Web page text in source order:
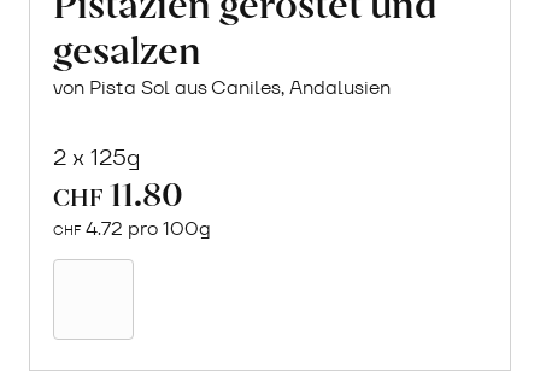
gesalzen
von Pista Sol aus Caniles, Andalusien
2 x 125g
CHF 11.80
CHF 4.72 pro 100g